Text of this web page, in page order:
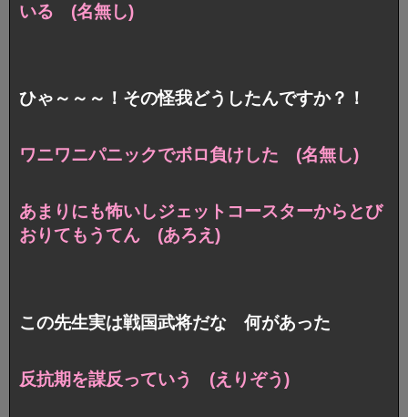
いる (名無し)
ひゃ～～～！その怪我どうしたんですか？！
ワニワニパニックでボロ負けした (名無し)
あまりにも怖いしジェットコースターからとび
おりてもうてん (あろえ)
この先生実は戦国武将だな 何があった
反抗期を謀反っていう (えりぞう)